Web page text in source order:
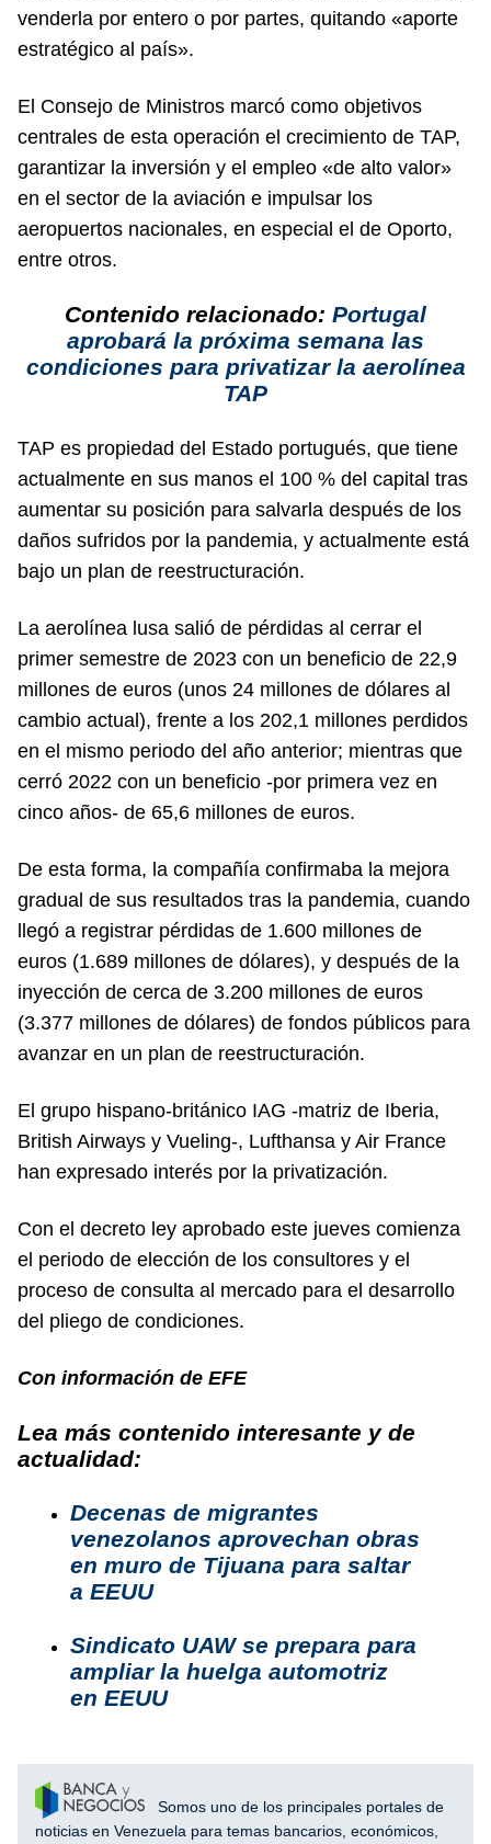
venderla por entero o por partes, quitando «aporte
estratégico al país».
El Consejo de Ministros marcó como objetivos
centrales de esta operación el crecimiento de TAP,
garantizar la inversión y el empleo «de alto valor»
en el sector de la aviación e impulsar los
aeropuertos nacionales, en especial el de Oporto,
entre otros.
Contenido relacionado: Portugal
aprobará la próxima semana las
condiciones para privatizar la aerolínea
TAP
TAP es propiedad del Estado portugués, que tiene
actualmente en sus manos el 100 % del capital tras
aumentar su posición para salvarla después de los
daños sufridos por la pandemia, y actualmente está
bajo un plan de reestructuración.
La aerolínea lusa salió de pérdidas al cerrar el
primer semestre de 2023 con un beneficio de 22,9
millones de euros (unos 24 millones de dólares al
cambio actual), frente a los 202,1 millones perdidos
en el mismo periodo del año anterior; mientras que
cerró 2022 con un beneficio -por primera vez en
cinco años- de 65,6 millones de euros.
De esta forma, la compañía confirmaba la mejora
gradual de sus resultados tras la pandemia, cuando
llegó a registrar pérdidas de 1.600 millones de
euros (1.689 millones de dólares), y después de la
inyección de cerca de 3.200 millones de euros
(3.377 millones de dólares) de fondos públicos para
avanzar en un plan de reestructuración.
El grupo hispano-británico IAG -matriz de Iberia,
British Airways y Vueling-, Lufthansa y Air France
han expresado interés por la privatización.
Con el decreto ley aprobado este jueves comienza
el periodo de elección de los consultores y el
proceso de consulta al mercado para el desarrollo
del pliego de condiciones.
Con información de EFE
Lea más contenido interesante y de
actualidad:
Decenas de migrantes
venezolanos aprovechan obras
en muro de Tijuana para saltar
a EEUU
Sindicato UAW se prepara para
ampliar la huelga automotriz
en EEUU
Somos uno de los principales portales de
noticias en Venezuela para temas bancarios, económicos,